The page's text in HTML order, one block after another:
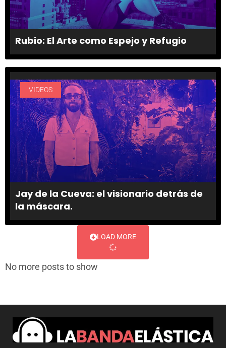
Rubio: El Arte como Espejo y Refugio
VIDEOS
Jay de la Cueva: el visionario detrás de
la máscara.
LOAD MORE
No more posts to show